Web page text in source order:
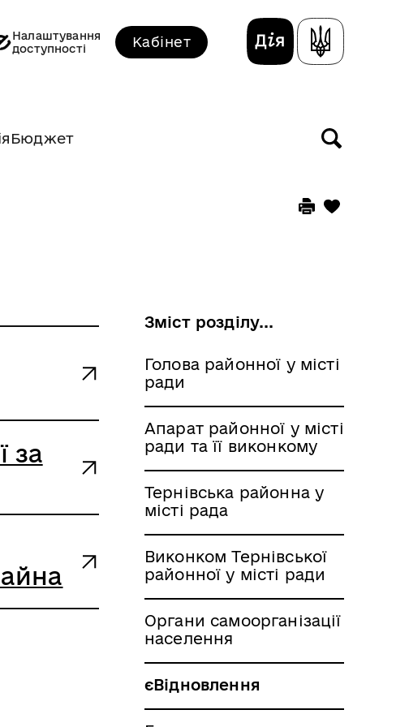
Налаштування
доступності
Кабінет
Бюджет
за
Зміст розділу...
Голова районної у місті
ради
Апарат районної у місті
ради та її виконкому
Тернівська районна у
місті рада
Виконком Тернівської
районної у місті ради
Органи самоорганізації
населення
єВідновлення